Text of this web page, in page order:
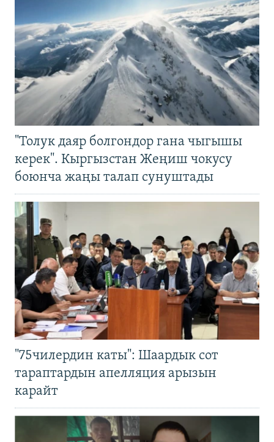
"Толук даяр болгондор гана чыгышы
керек". Кыргызстан Жеңиш чокусу
боюнча жаңы талап сунуштады
"75чилердин каты": Шаардык сот
тараптардын апелляция арызын
карайт